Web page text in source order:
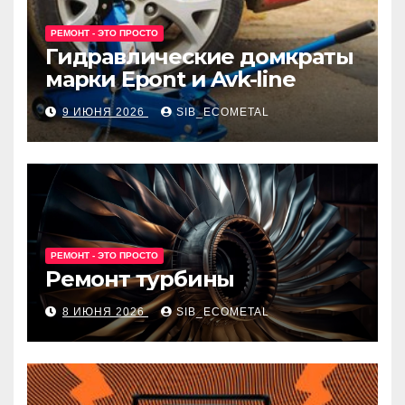
РЕМОНТ - ЭТО ПРОСТО
Гидравлические домкраты
марки Epont и Avk-line
9 ИЮНЯ 2026 SIB_ECOMETAL
РЕМОНТ - ЭТО ПРОСТО
Ремонт турбины
8 ИЮНЯ 2026 SIB_ECOMETAL